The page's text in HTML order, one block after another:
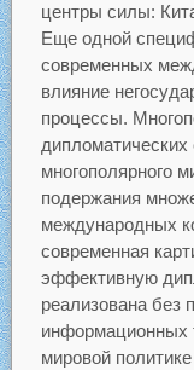
центры силы:
Еще одной
современных
влияние
процессы.
многополярного
подержания
международных
современная
эффективную
реализована без
информационных
мировой